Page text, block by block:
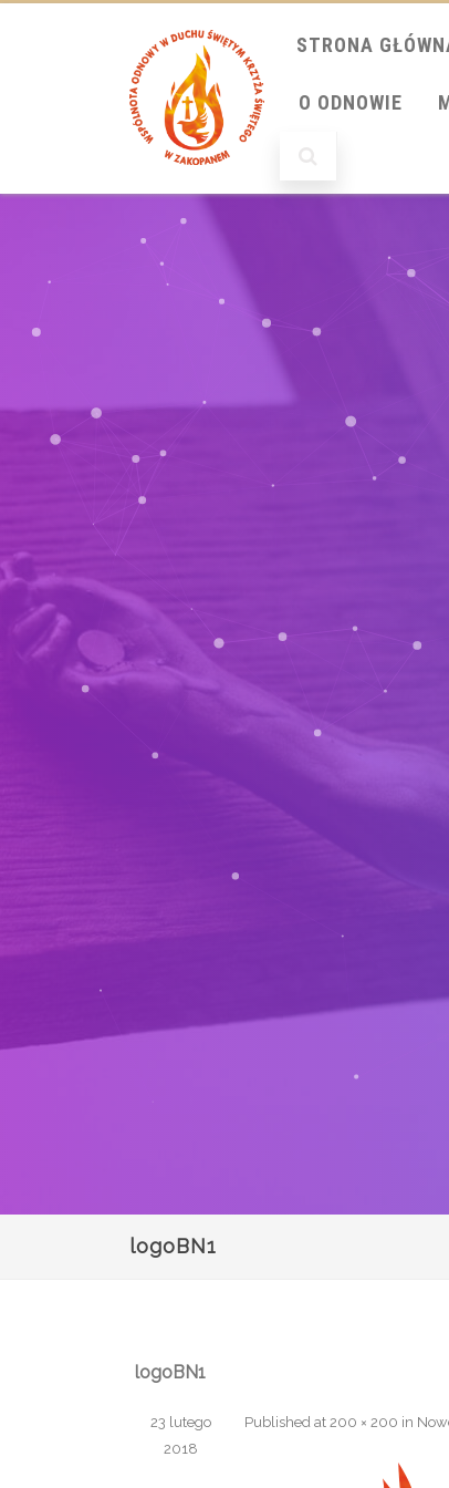
STRONA
O ODNOWIE
logoBN1
logoBN1
Published
23 lutego
2018
at 200 × 200 in